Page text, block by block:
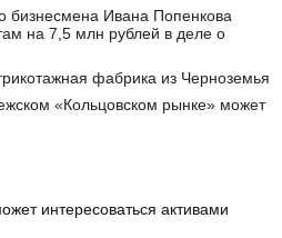
бизнесмена Ивана Попенкова
на 7,5 млн рублей в деле о
фабрика из Черноземья
«Кольцовском рынке» может
интересоваться активами